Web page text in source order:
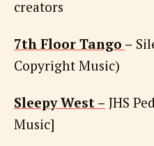
creators
7th Floor Tango –
Copyright Music)
Sleepy West – JHS
Music]